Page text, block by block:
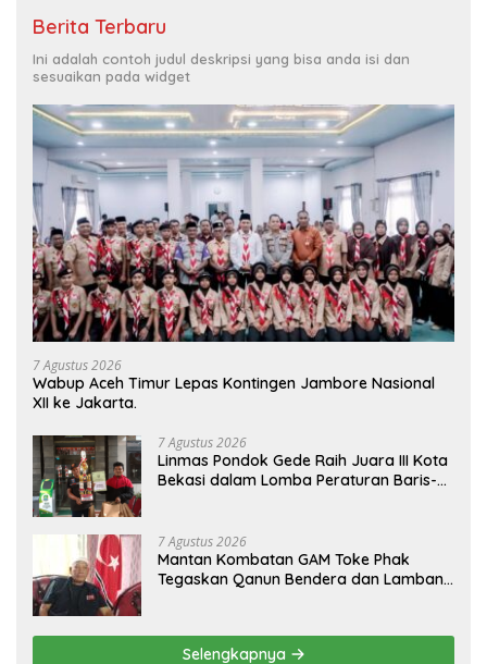
Berita Terbaru
Ini adalah contoh judul deskripsi yang bisa anda isi dan
sesuaikan pada widget
7 Agustus 2026
Wabup Aceh Timur Lepas Kontingen Jambore Nasional
XII ke Jakarta.
7 Agustus 2026
Linmas Pondok Gede Raih Juara III Kota
Bekasi dalam Lomba Peraturan Baris-
7 Agustus 2026
Mantan Kombatan GAM Toke Phak
Tegaskan Qanun Bendera dan Lambang
Selengkapnya